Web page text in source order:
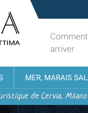
Comment
arriver
MER, MARAIS
de Cervia,